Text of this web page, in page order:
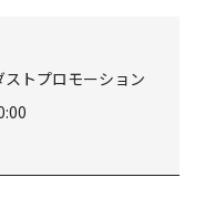
トプロモーション